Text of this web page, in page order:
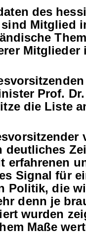
des
Mitglied
Mitglieder
Prof.
die Liste
erfahrenen
Signal für
Politik, die
denn je
wurden
Maße